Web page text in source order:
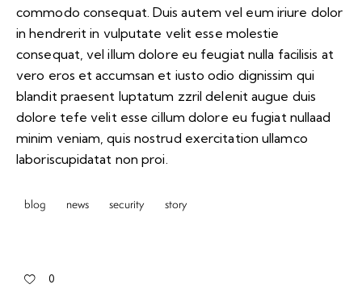
commodo consequat. Duis autem vel eum iriure dolor
in hendrerit in vulputate velit esse molestie
consequat, vel illum dolore eu feugiat nulla facilisis at
vero eros et accumsan et iusto odio dignissim qui
blandit praesent luptatum zzril delenit augue duis
dolore tefe velit esse cillum dolore eu fugiat nullaad
minim veniam, quis nostrud exercitation ullamco
laboriscupidatat non proi.
blog news security story
0